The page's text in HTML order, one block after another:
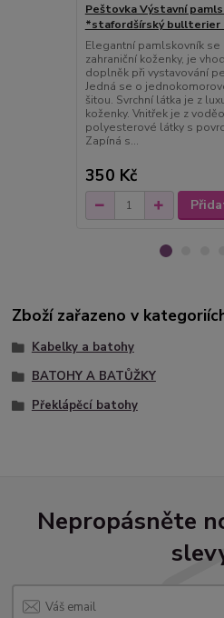
Peštovka Výstavní
*stafordšírský bullterier
Elegantní pamlskovník se
zahraniční koženky, je
doplněk při vystavování
Jedná se o
šitou. Svrchní látka je z
koženky. Vnitřek je z
polyesterové látky s
Zapíná s...
350 Kč
Zboží zařazeno v
Kabelky a batohy
BATOHY A BATŮŽKY
Překlápěcí batohy
Nepropásněte